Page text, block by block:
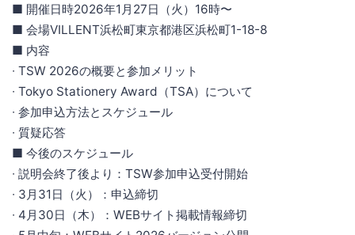
■ 開催日時2026年1月27日（火）16時〜
■ 会場VILLENT浜松町東京都港区浜松町1-18-8
■ 内容
∙ TSW 2026の概要と参加メリット
∙ Tokyo Stationery Award（TSA）について
∙ 参加申込方法とスケジュール
∙ 質疑応答
■ 今後のスケジュール
∙ 説明会終了後より：TSW参加申込受付開始
∙ 3月31日（火）：申込締切
∙ 4月30日（木）：WEBサイト掲載情報締切